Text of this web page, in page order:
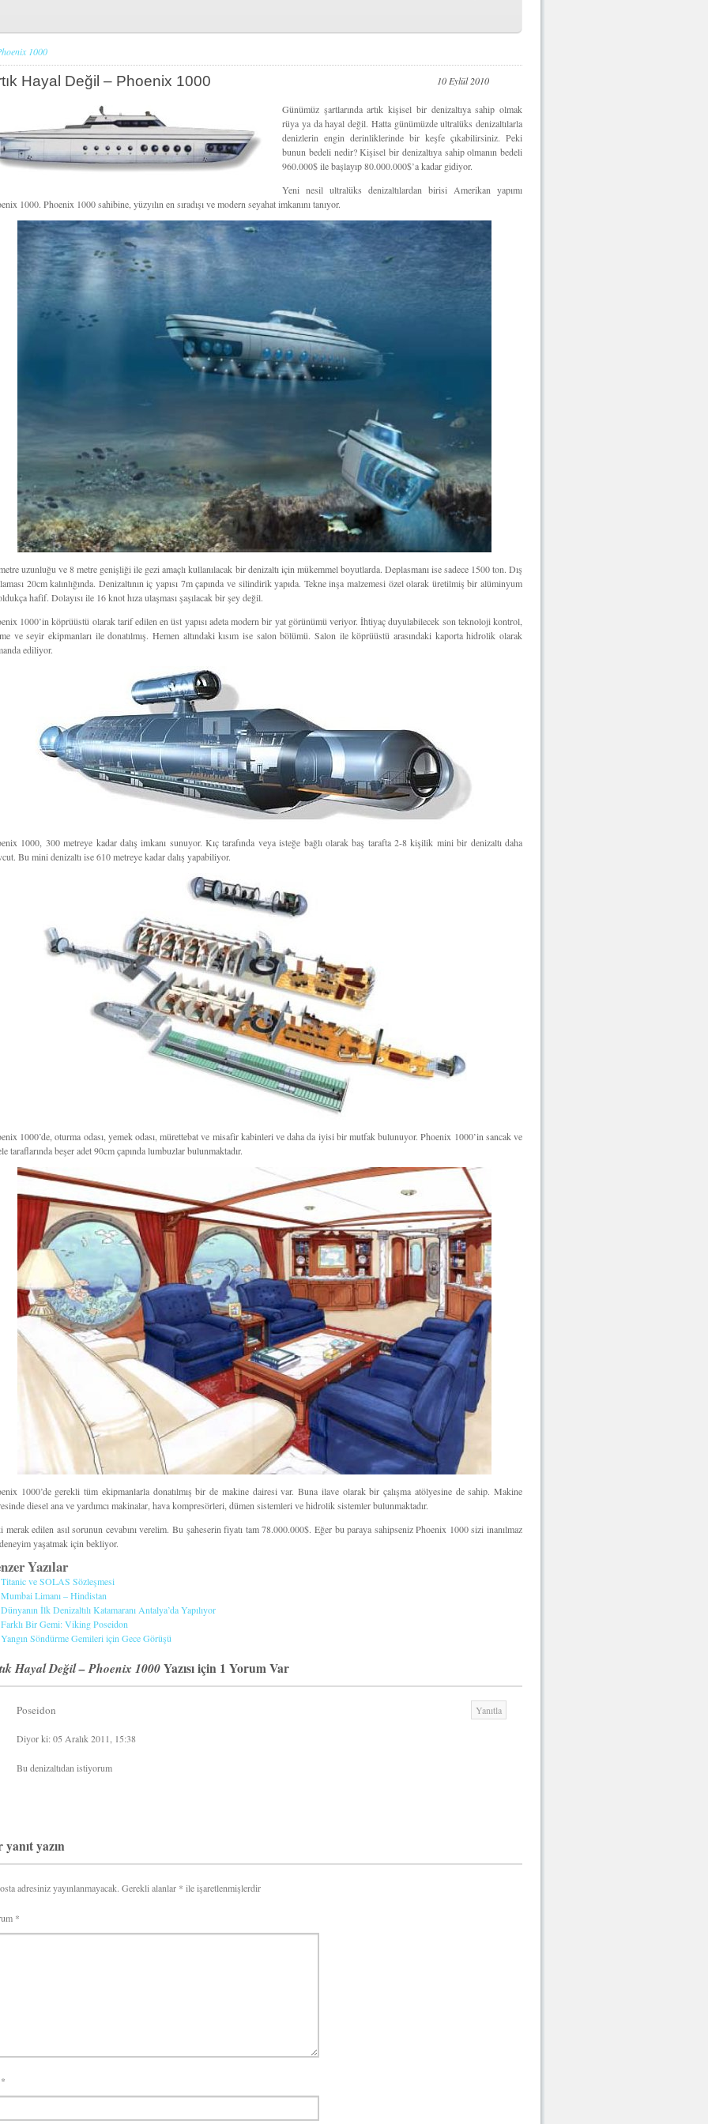
1000
Hayal Değil – Phoenix 1000 10 Eylül 2010
Günümüz şartlarında artık kişisel bir denizaltıya sahip olmak
rüya ya da hayal değil. Hatta günümüzde ultralüks denizaltılarla
denizlerin engin derinliklerinde bir keşfe çıkabilirsiniz. Peki
bunun bedeli nedir? Kişisel bir denizaltıya sahip olmanın bedeli
960.000$ ile başlayıp 80.000.000$’a kadar gidiyor.
Yeni nesil ultralüks denizaltılardan birisi Amerikan yapımı
1000. Phoenix 1000 sahibine, yüzyılın en sıradışı ve modern seyahat imkanını tanıyor.
uzunluğu ve 8 metre genişliği ile gezi amaçlı kullanılacak bir denizaltı için mükemmel boyutlarda. Deplasmanı ise sadece 1500 ton. Dış
20cm kalınlığında. Denizaltının iç yapısı 7m çapında ve silindirik yapıda. Tekne inşa malzemesi özel olarak üretilmiş bir alüminyum
hafif. Dolayısı ile 16 knot hıza ulaşması şaşılacak bir şey değil.
1000’in köprüüstü olarak tarif edilen en üst yapısı adeta modern bir yat görünümü veriyor. İhtiyaç duyulabilecek son teknoloji kontrol,
ve seyir ekipmanları ile donatılmış. Hemen altındaki kısım ise salon bölümü. Salon ile köprüüstü arasındaki kaporta hidrolik olarak
ediliyor.
1000, 300 metreye kadar dalış imkanı sunuyor. Kıç tarafında veya isteğe bağlı olarak baş tarafta 2-8 kişilik mini bir denizaltı daha
Bu mini denizaltı ise 610 metreye kadar dalış yapabiliyor.
1000’de, oturma odası, yemek odası, mürettebat ve misafir kabinleri ve daha da iyisi bir mutfak bulunuyor. Phoenix 1000’in sancak ve
taraflarında beşer adet 90cm çapında lumbuzlar bulunmaktadır.
1000’de gerekli tüm ekipmanlarla donatılmış bir de makine dairesi var. Buna ilave olarak bir çalışma atölyesine de sahip. Makine
diesel ana ve yardımcı makinalar, hava kompresörleri, dümen sistemleri ve hidrolik sistemler bulunmaktadır.
merak edilen asıl sorunun cevabını verelim. Bu şaheserin fiyatı tam 78.000.000$. Eğer bu paraya sahipseniz Phoenix 1000 sizi inanılmaz
yaşatmak için bekliyor.
Yazılar
Titanic ve SOLAS Sözleşmesi
Mumbai Limanı – Hindistan
Dünyanın İlk Denizaltılı Katamaranı Antalya’da Yapılıyor
Farklı Bir Gemi: Viking Poseidon
Yangın Söndürme Gemileri için Gece Görüşü
Hayal Değil – Phoenix 1000Yazısı için 1 Yorum Var
Poseidon
Diyor ki: 05 Aralık 2011, 15:38
Yanıtla
Bu denizaltıdan istiyorum
yanıt yazın
adresiniz yayınlanmayacak. Gerekli alanlar * ile işaretlenmişlerdir
*
*